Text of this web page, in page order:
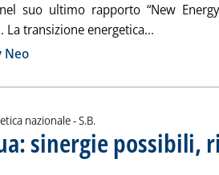
suo ultimo rapporto “New
transizione energetica...
notizia
Neo
nazionale -di:
S.B.
sinergie possibili,
Uno studio di Althesys ed Enel Foundation
mercoledì 28 ottobre 2020 alle 15.51.